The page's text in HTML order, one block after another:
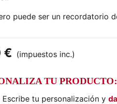
puede ser un recordatorio
€ (impuestos inc.)
TU PRODUCTO:
Escribe tu personalización y